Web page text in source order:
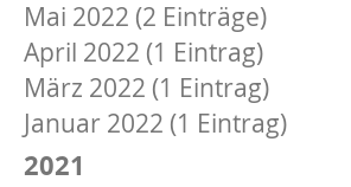
Mai 2022 (2 Einträge)
April 2022 (1 Eintrag)
März 2022 (1 Eintrag)
Januar 2022 (1 Eintrag)
2021